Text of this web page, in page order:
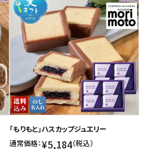
「もりもと」ハスカップジュエリー
通常価格：¥5,184（税込）